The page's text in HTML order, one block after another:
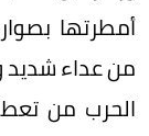
أمطرتها
من عداء شديد
الحرب من